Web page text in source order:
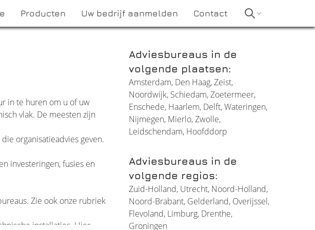
Producten Uw bedrijf aanmelden Contact
in te huren om u of uw
vlak. De meesten zijn
organisatieadvies geven.
investeringen, fusies en
Zie ook onze rubriek
installaties. Hier
Adviesbureaus in de
volgende plaatsen:
Amsterdam, Den Haag,Zeist,
Noordwijk, Schiedam,Zoetermeer,
Enschede, Haarlem, Delft,Wateringen,
Nijmegen, Mierlo,Zwolle,
Leidschendam, Hoofddorp
Adviesbureaus in de
volgende regios:
Zuid-Holland, Utrecht, Noord-Holland,
Noord-Brabant, Gelderland, Overijssel,
Flevoland, Limburg, Drenthe,
Groningen